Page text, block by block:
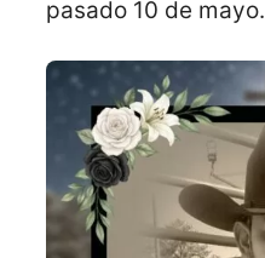
pasado 10 de mayo.